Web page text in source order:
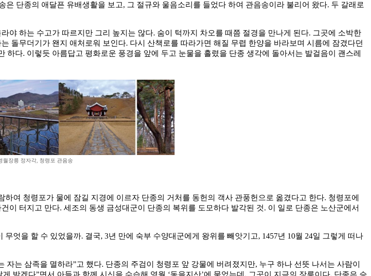
은 단종의 애달픈 유배생활을 보고, 그 절규와 울음소리를 들었다 하여 관음송이라 불리어 왔다. 두 갈래로
야 하는 수고가 따르지만 그리 높지는 않다. 숨이 턱까지 차오를 때쯤 절경을 만나게 된다. 그곳에 소박한
돌무더기가 왠지 애처로워 보인다. 다시 산책로를 따라가면 해질 무렵 한양을 바라보며 시름에 잠겼다던
다. 이렇듯 아름답고 평화로운 풍경을 앞에 두고 눈물을 흘렸을 단종 생각에 돌아서는 발걸음이 괜스레
장릉 정자각, 청령포 관음송
여 청령포가 물에 잠길 지경에 이르자 단종의 거처를 동헌의 객사 관풍헌으로 옮겼다고 한다. 청령포에
이 터지고 만다. 세조의 동생 금성대군이 단종의 복위를 도모하다 발각된 것. 이 일로 단종은 노산군에서
엇을 할 수 있었을까. 결국, 3년 만에 숙부 수양대군에게 왕위를 빼앗기고, 1457년 10월 24일 그렇게 떠나
는 삼족을 멸하라”고 했다. 단종의 주검이 청령포 앞 강물에 버려졌지만, 누구 하나 선뜻 나서는 사람이